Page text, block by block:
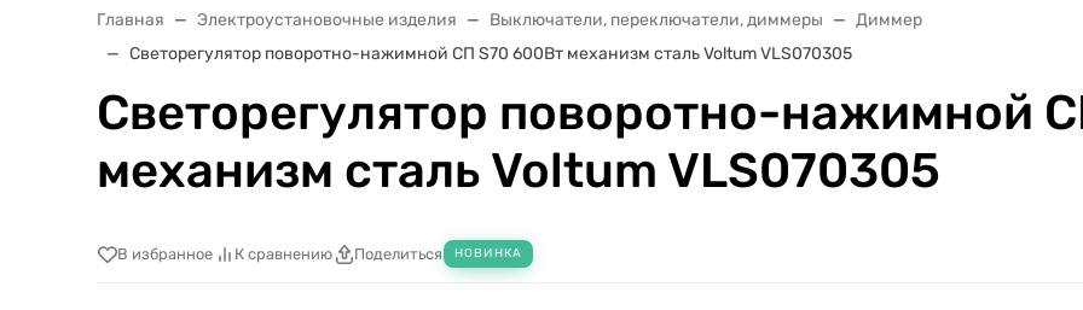
Главная Электроустановочные изделия Выключатели, переключатели, диммеры
Диммер
Светорегулятор поворотно-нажимной СП S70 600Вт механизм сталь Voltum VLS070305
Светорегулятор поворотно-нажимной
механизм сталь Voltum VLS070305
В избранное К сравнению Поделиться НОВИНКА